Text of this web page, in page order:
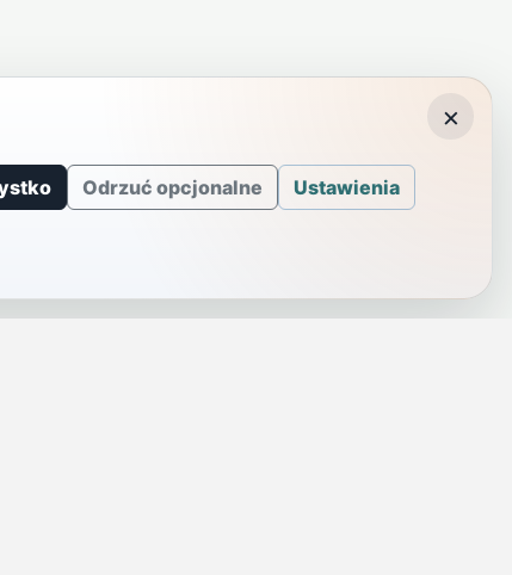
Odrzuć opcjonalne Ustawienia
×